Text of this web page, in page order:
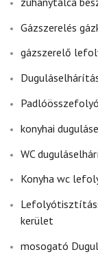
Gázszerelés
gázszerelő
konyhai
WC
Konyha wc
kerület
mosogató